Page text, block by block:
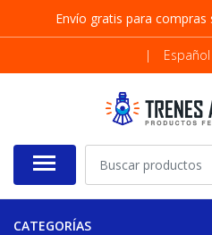
Envío gratis para compras
| Español
CATEGORÍAS